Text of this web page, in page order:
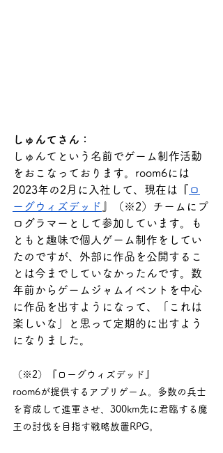
しゅんてさん：
しゅんてという名前でゲーム制作活動
をおこなっております。room6には
2023年の2月に入社して、現在は『
ロ
ーグウィズデッド
』（※2）チームにプ
ログラマーとして参加しています。も
ともと趣味で個人ゲーム制作をしてい
たのですが、外部に作品を公開するこ
とは今までしていなかったんです。数
年前からゲームジャムイベントを中心
に作品を出すようになって、「これは
楽しいな」と思って定期的に出すよう
になりました。
（※2）『ローグウィズデッド』
room6が提供するアプリゲーム。多数の兵士
を育成して進軍させ、300km先に君臨する魔
王の討伐を目指す戦略放置RPG。